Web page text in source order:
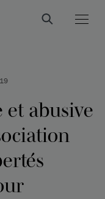
abusive